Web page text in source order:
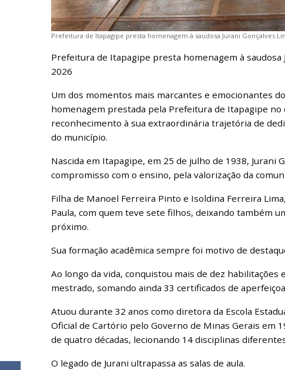
Prefeitura de Itapagipe presta homenagem à saudosa Jurani Gonçalves
Prefeitura de Itapagipe presta homenagem à saudosa
2026
Um dos momentos mais marcantes e emocionantes
homenagem prestada pela Prefeitura de Itapagipe no
reconhecimento à sua extraordinária trajetória de
do município.
Nascida em Itapagipe, em 25 de julho de 1938,
compromisso com o ensino, pela valorização da
Filha de Manoel Ferreira Pinto e Isoldina Ferreira
Paula, com quem teve sete filhos, deixando também
próximo.
Sua formação acadêmica sempre foi motivo de
Ao longo da vida, conquistou mais de dez habilitações
mestrado, somando ainda 33 certificados de
Atuou durante 32 anos como diretora da Escola
Oficial de Cartório pelo Governo de Minas Gerais em
de quatro décadas, lecionando 14 disciplinas
O legado de Jurani ultrapassa as salas de aula.